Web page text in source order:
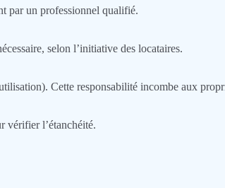
par un professionnel qualifié.
selon l’initiative des locataires.
Cette responsabilité incombe aux
vérifier l’étanchéité.